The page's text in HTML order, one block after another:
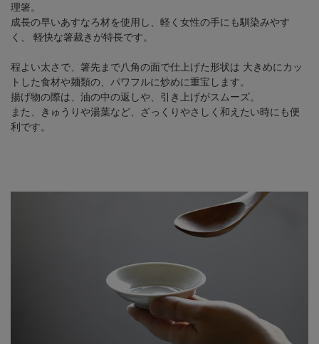
理箸。
成長の早いあすなろ材を使用し、軽く女性の手にも馴染みやす
く、
軽快な箸裁きが特長です。
程よい太さで、箸先まで八角の面で仕上げた形状は 大きめにカッ
トした食材や麺類の、パワフルに炒めに重宝します。
揚げ物の際は、油の中の返しや、引き上げがスムーズ。
また、きゅうりや湯葉など、ざっくりやさしく和えたい時にも便
利です。